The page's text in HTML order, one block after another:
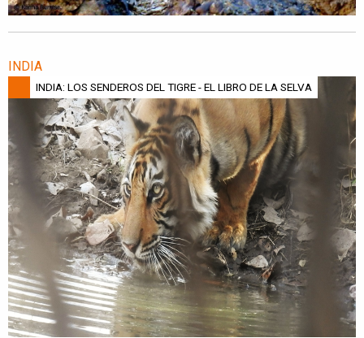
INDIA
INDIA: LOS SENDEROS DEL TIGRE - EL LIBRO DE LA SELVA